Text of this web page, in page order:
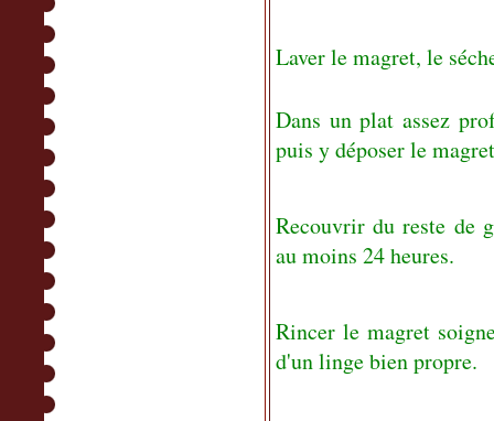
Laver le magret, le
Dans un plat assez
puis y déposer le
Recouvrir du reste de
au moins 24 heures.
Rincer le magret
d'un linge bien propre.